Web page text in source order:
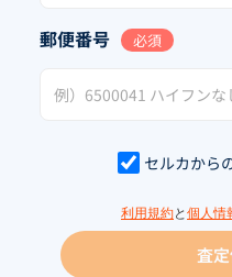
郵便番号 必須
セルカから
利用規約と 個人情
査